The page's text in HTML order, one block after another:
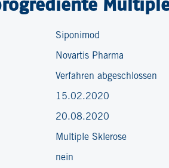
Siponimod
Novartis Pharma
Verfahren abgeschlossen
15.02.2020
20.08.2020
Multiple Sklerose
nein